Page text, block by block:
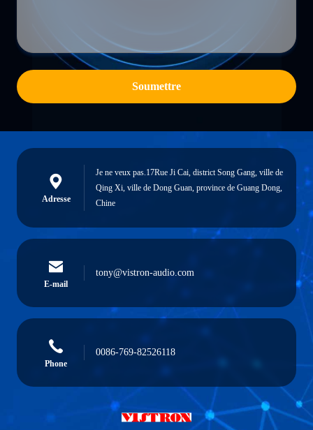
Soumettre
Adresse
Je ne veux pas.17Rue Ji Cai, district Song Gang, ville de
Qing Xi, ville de Dong Guan, province de Guang Dong,
Chine
E-mail
tony@vistron-audio.com
Phone
0086-769-82526118